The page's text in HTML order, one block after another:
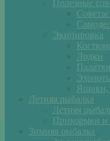
Полезные
Советы
Экипировка
Лодки
Палатки
Ящики,
Летняя рыбалка
Летняя
Прикормки и
Зимняя рыбалка